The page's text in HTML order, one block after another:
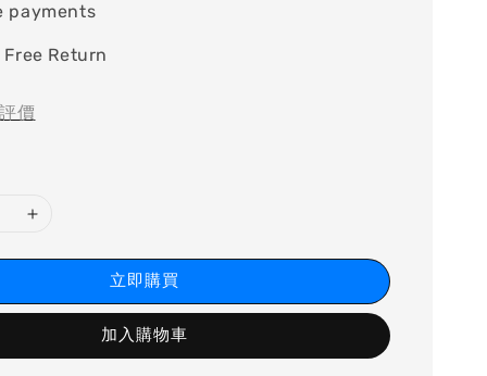
payments
Free Return
評價
立即購買
加入購物車